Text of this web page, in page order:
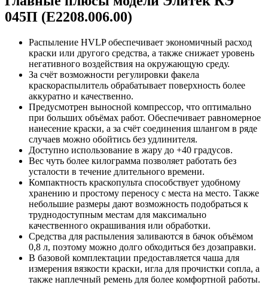
045П (E2208.006.00)
Распыление HVLP обеспечивает экономичный расход
краски или другого средства, а также снижает уровень
негативного воздействия на окружающую среду.
За счёт возможности регулировки факела
краскораспылитель обрабатывает поверхность более
аккуратно и качественно.
Предусмотрен выносной компрессор, что оптимально
при больших объёмах работ. Обеспечивает равномерное
нанесение краски, а за счёт соединения шлангом в ряде
случаев можно обойтись без удлинителя.
Доступно использование в жару до +40 градусов.
Вес чуть более килограмма позволяет работать без
усталости в течение длительного времени.
Компактность краскопульта способствует удобному
хранению и простому переносу с места на место. Также
небольшие размеры дают возможность подобраться к
труднодоступным местам для максимально
качественного окрашивания или обработки.
Средства для распыления заливаются в бачок объёмом
0,8 л, поэтому можно долго обходиться без дозаправки.
В базовой комплектации предоставляется чаша для
измерения вязкости краски, игла для прочистки сопла, а
также наплечный ремень для более комфортной работы.